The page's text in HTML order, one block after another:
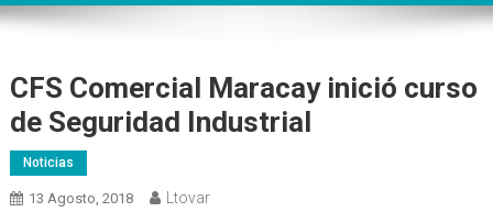
CFS Comercial Maracay inició curso
de Seguridad Industrial
Noticias
13 Agosto, 2018 Ltovar